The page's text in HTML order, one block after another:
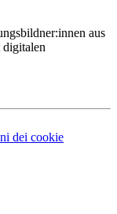
aus
dei cookie